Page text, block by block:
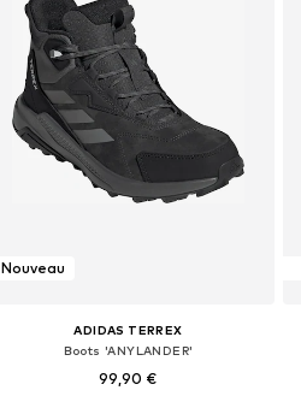
Nouveau
ADIDAS TERREX
Boots 'ANYLANDER'
99,90 €